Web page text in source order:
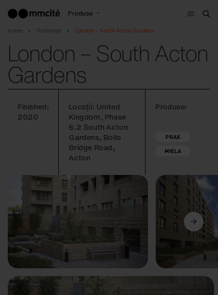
Produse
Meniu
Home Referințe London – South Acton Gardens
London – South Acton
Gardens
Finished:
2020
Locații: United
Kingdom, Phase
6.2 South Acton
Gardens, Bollo
Bridge Road,
Acton
Produse:
PRAX
MIELA
Anterior